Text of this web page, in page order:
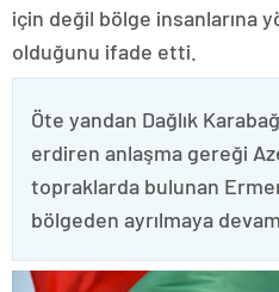
için değil bölge insanlarına
olduğunu ifade etti.
Öte yandan Dağlık
erdiren anlaşma gereği
topraklarda bulunan
bölgeden ayrılmaya